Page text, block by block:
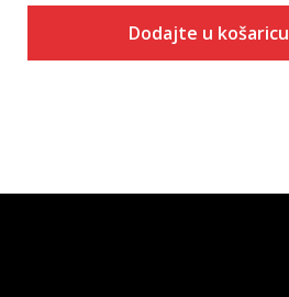
Dodajte u košaricu